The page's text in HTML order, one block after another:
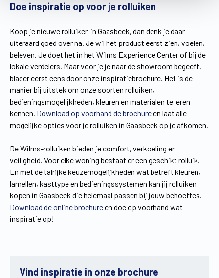
Doe inspiratie op voor je rolluiken
Koop je nieuwe rolluiken in Gaasbeek, dan denk je daar
uiteraard goed over na. Je wil het product eerst zien, voelen,
beleven. Je doet het in het Wilms Experience Center of bij de
lokale verdelers. Maar voor je je naar de showroom begeeft,
blader eerst eens door onze inspiratiebrochure. Het is de
manier bij uitstek om onze soorten rolluiken,
bedieningsmogelijkheden, kleuren en materialen te leren
kennen. Download op voorhand de brochureen laat alle
mogelijke opties voor je rolluiken in Gaasbeek op je afkomen.
De Wilms-rolluiken bieden je comfort, verkoeling en
veiligheid. Voor elke woning bestaat er een geschikt rolluik.
En met de talrijke keuzemogelijkheden wat betreft kleuren,
lamellen, kasttype en bedieningssystemen kan jij rolluiken
kopen in Gaasbeek die helemaal passen bij jouw behoeftes.
Download de online brochureen doe op voorhand wat
inspiratie op!
Vind inspiratie in onze brochure